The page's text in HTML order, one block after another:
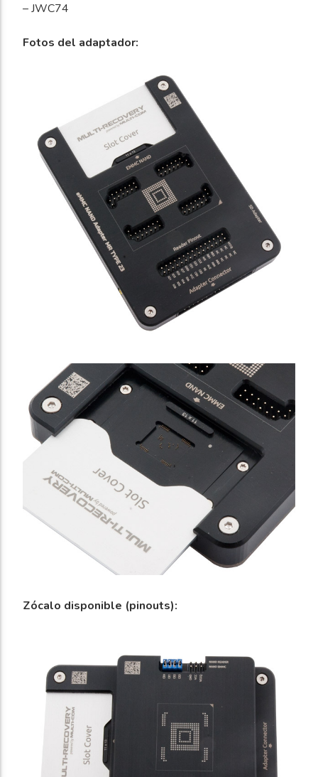
– JWC74
Fotos del adaptador:
Zócalo disponible (pinouts):